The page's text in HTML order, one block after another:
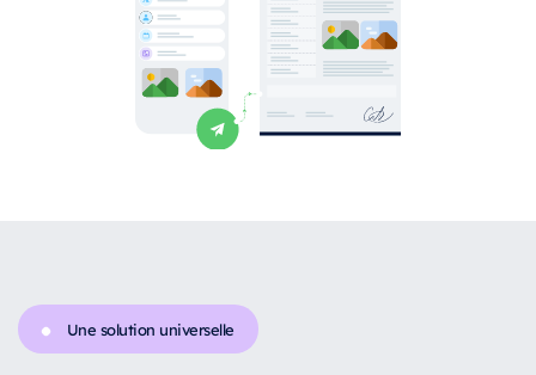
Une solution universelle